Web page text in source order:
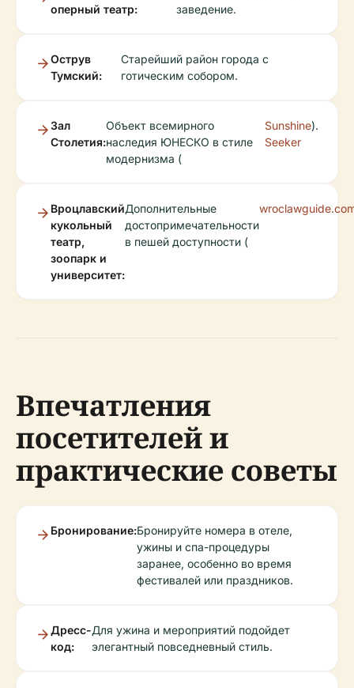
оперный театр:
заведение.
Острув
Тумский:
Старейший район города с
готическим собором.
Зал
Столетия:
Объект всемирного
наследия ЮНЕСКО в стиле
модернизма (
Sunshine
Seeker
).
Вроцлавский
кукольный
театр,
зоопарк и
университет:
Дополнительные
достопримечательности
в пешей доступности (
Впечатления
посетителей и
практические советы
Бронирование:Бронируйте номера в отеле,
ужины и спа-процедуры
заранее, особенно во время
фестивалей или праздников.
Дресс-
код:
Для ужина и мероприятий подойдет
элегантный повседневный стиль.